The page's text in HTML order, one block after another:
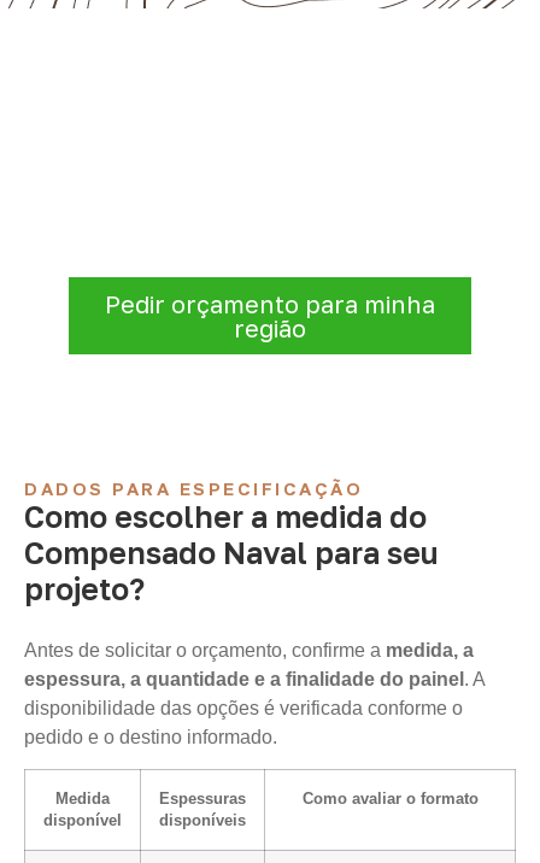
Pedir orçamento para minha
região
DADOS PARA ESPECIFICAÇÃO
Como escolher a medida do
Compensado Naval para seu
projeto?
Antes de solicitar o orçamento, confirme a medida, a
espessura, a quantidade e a finalidade do painel . A
disponibilidade das opções é verificada conforme o
pedido e o destino informado.
Medida
disponível
Espessuras
disponíveis
Como avaliar o formato